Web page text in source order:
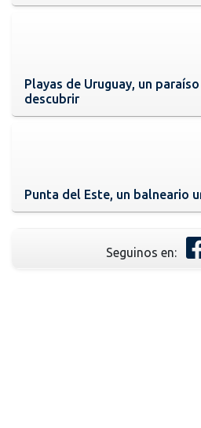
Playas de Uruguay, un
descubrir
Punta del Este, un balneario
Seguinos en: